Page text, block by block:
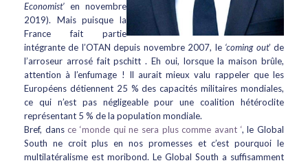
Economist’ en novembre
2019). Mais puisque la
France fait partie
intégrante de l’OTAN depuis novembre 2007, le ‘coming out’ de
l’arroseur arrosé fait pschitt . Eh oui, lorsque la maison brûle,
attention à l’enfumage ! Il aurait mieux valu rappeler que les
Européens détiennent 25 % des capacités militaires mondiales,
ce qui n’est pas négligeable pour une coalition hétéroclite
représentant 5 % de la population mondiale.
Bref, dansce ‘monde qui ne sera plus comme avant ‘, le Global
South ne croit plus en nos promesses et c’est pourquoi le
multilatéralisme est moribond. Le Global South a suffisamment